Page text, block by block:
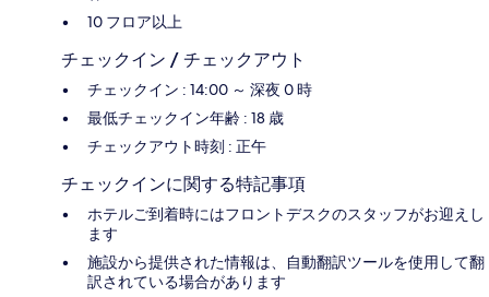
10 フロア以上
チェックイン / チェックアウト
チェックイン : 14:00 ～ 深夜 0 時
最低チェックイン年齢 : 18 歳
チェックアウト時刻 : 正午
チェックインに関する特記事項
ホテルご到着時にはフロントデスクのスタッフがお迎えし
ます
施設から提供された情報は、自動翻訳ツールを使用して翻
訳されている場合があります